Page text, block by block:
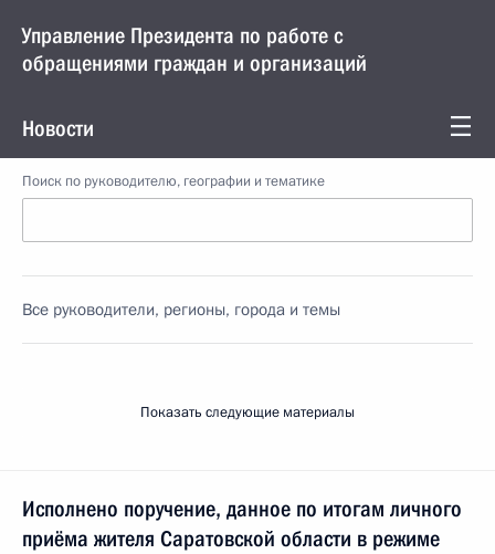
Управление Президента по работе с
обращениями граждан и организаций
Новости
Поиск по руководителю, географии и тематике
Все руководители, регионы, города и темы
Показать следующие материалы
Исполнено поручение, данное по итогам личного
приёма жителя Саратовской области в режиме